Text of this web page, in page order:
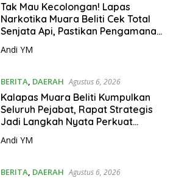
Tak Mau Kecolongan! Lapas
Narkotika Muara Beliti Cek Total
Senjata Api, Pastikan Pengamanan
Selalu Siaga 24 Jam
Andi YM
BERITA, DAERAH Agustus 6, 2026
Kalapas Muara Beliti Kumpulkan
Seluruh Pejabat, Rapat Strategis
Jadi Langkah Nyata Perkuat
Keamanan dan Tingkatkan
Pelayanan Pemasyarakatan
Andi YM
BERITA, DAERAH Agustus 6, 2026